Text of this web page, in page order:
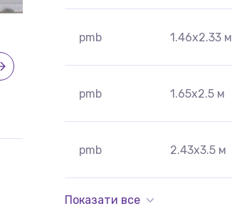
pmb 1.46x2.33 м
pmb 1.65x2.5 м
pmb 2.43x3.5 м
Показати все